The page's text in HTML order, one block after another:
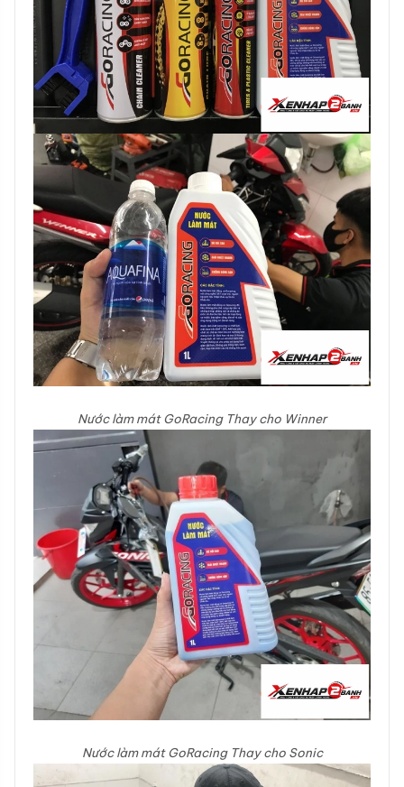
Nước làm mát GoRacing Thay cho Winner
Nước làm mát GoRacingThay cho Sonic